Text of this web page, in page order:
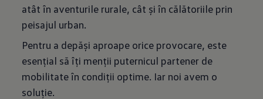
atât în aventurile rurale, cât și în călătoriile prin
peisajul urban.
Pentru a depăși aproape orice provocare, este
esențial să îți menții puternicul partener de
mobilitate în condiții optime. Iar noi avem o
soluție.